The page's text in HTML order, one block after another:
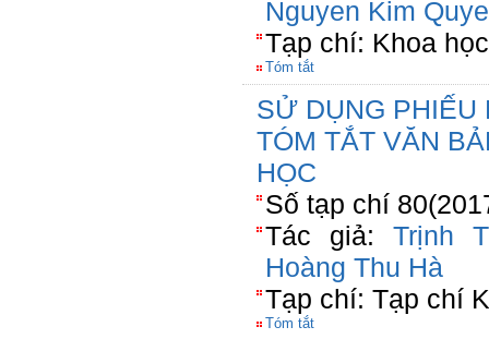
Nguyen Kim
Tạp chí: Khoa
Tóm tắt
SỬ DỤNG PHIẾU
TÓM TẮT VĂN
HỌC
Số tạp chí
Tác giả: Trịnh
Hoàng Thu Hà
Tạp chí: Tạp chí
Tóm tắt